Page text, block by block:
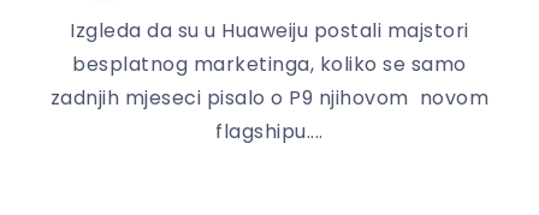
Izgleda da su u Huaweiju postali majstori
besplatnog marketinga, koliko se samo
zadnjih mjeseci pisalo o P9 njihovom novom
flagshipu....